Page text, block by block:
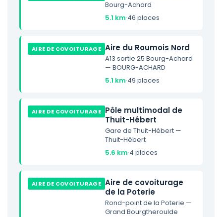
Bourg-Achard
5.1 km·46 places
AIRE DE COVOITURAGE Aire du Roumois Nord
A13 sortie 25 Bourg-Achard
— BOURG-ACHARD
5.1 km·49 places
AIRE DE COVOITURAGE Pôle multimodal de
Thuit-Hébert
Gare de Thuit-Hébert —
Thuit-Hébert
5.6 km·4 places
AIRE DE COVOITURAGE Aire de covoiturage
de la Poterie
Rond-point de la Poterie —
Grand Bourgtheroulde